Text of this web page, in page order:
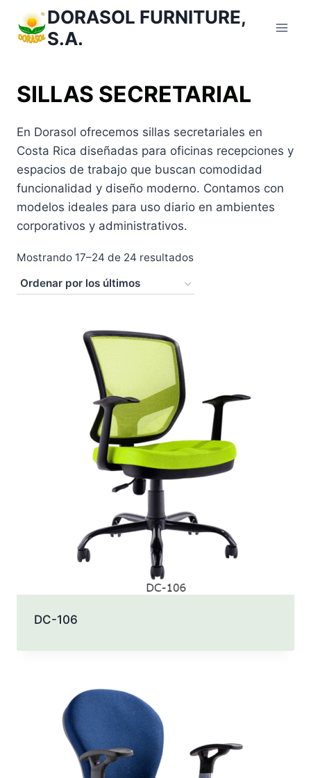
Contenido
DORASOL FURNITURE,
S.A.
SILLAS SECRETARIAL
En Dorasol ofrecemos sillas secretariales en
Costa Rica diseñadas para oficinas recepciones y
espacios de trabajo que buscan comodidad
funcionalidad y diseño moderno. Contamos con
modelos ideales para uso diario en ambientes
corporativos y administrativos.
Mostrando 17–24 de 24 resultadosOrdenado
los
DC-106